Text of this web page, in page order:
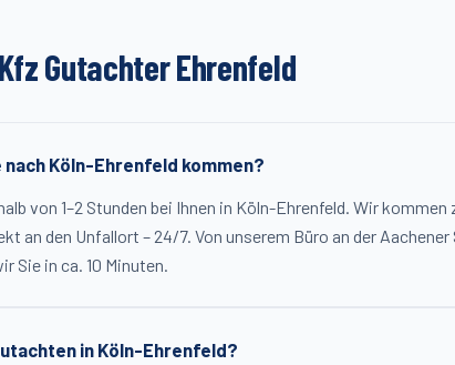
GutachterEhrenfeld
nach Köln-Ehrenfeld kommen?
von 1–2 Stunden bei Ihnen in Köln-Ehrenfeld. Wir kommen
an den Unfallort – 24/7. Von unserem Büro an der
Sie in ca. 10 Minuten.
in Köln-Ehrenfeld?